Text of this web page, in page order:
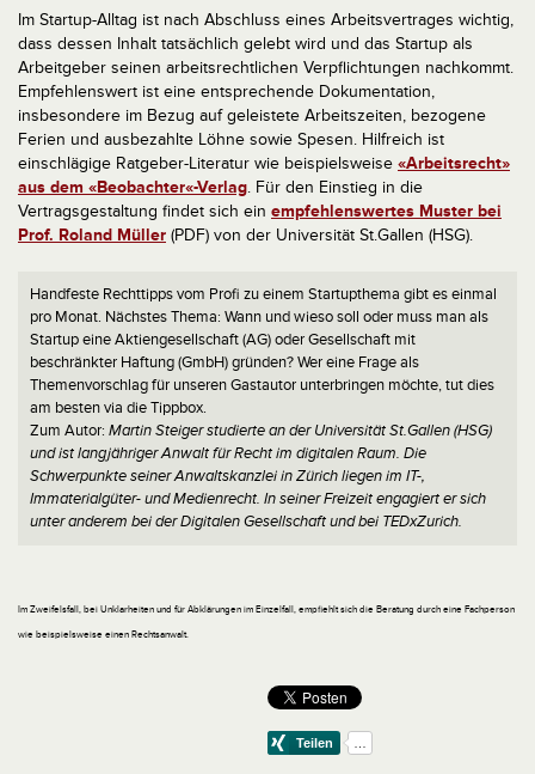
Im Startup-Alltag ist nach Abschluss eines Arbeitsvertrages wichtig,
dass dessen Inhalt tatsächlich gelebt wird und das Startup als
Arbeitgeber seinen arbeitsrechtlichen Verpflichtungen nachkommt.
Empfehlenswert ist eine entsprechende Dokumentation,
insbesondere im Bezug auf geleistete Arbeitszeiten, bezogene
Ferien und ausbezahlte Löhne sowie Spesen. Hilfreich ist
einschlägige Ratgeber-Literatur wie beispielsweise «Arbeitsrecht»
aus dem «Beobachter«-Verlag. Für den Einstieg in die
Vertragsgestaltung findet sich ein empfehlenswertes Muster bei
Prof. Roland Müller (PDF) von der Universität St.Gallen (HSG).
Handfeste Rechttipps vom Profi zu einem Startupthema gibt es einmal
pro Monat. Nächstes Thema: Wann und wieso soll oder muss man als
Startup eine Aktiengesellschaft (AG) oder Gesellschaft mit
beschränkter Haftung (GmbH) gründen? Wer eine Frage als
Themenvorschlag für unseren Gastautor unterbringen möchte, tut dies
am besten via die Tippbox.
Zum Autor: Martin Steiger studierte an der Universität St.Gallen (HSG)
und ist langjähriger Anwalt für Recht im digitalen Raum. Die
Schwerpunkte seiner Anwaltskanzlei in Zürich liegen im IT-,
Immaterialgüter- und Medienrecht. In seiner Freizeit engagiert er sich
unter anderem bei der Digitalen Gesellschaft und bei TEDxZurich.
Im Zweifelsfall, bei Unklarheiten und für Abklärungen im Einzelfall, empfiehlt sich die Beratung durch eine Fachperson
wie beispielsweise einen Rechtsanwalt.